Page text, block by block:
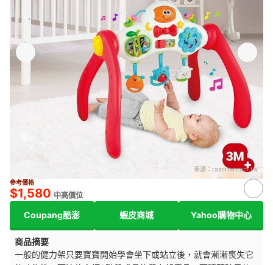
來源： razortw.com.tw
參考價格
$1,580 中高價位
Coupang酷澎 蝦皮商城 Yahoo購物中心
商品摘要
一般的健力架只要寶寶開始學會坐下或站立後，就會漸漸喪失它